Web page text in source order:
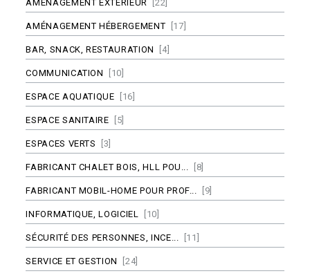
AMÉNAGEMENT EXTÉRIEUR
[22]
AMÉNAGEMENT HÉBERGEMENT [17]
BAR, SNACK, RESTAURATION [4]
COMMUNICATION [10]
ESPACE AQUATIQUE [16]
ESPACE SANITAIRE [5]
ESPACES VERTS [3]
FABRICANT CHALET BOIS, HLL POU... [8]
FABRICANT MOBIL-HOME POUR PROF... [9]
INFORMATIQUE, LOGICIEL [10]
SÉCURITÉ DES PERSONNES, INCE... [11]
SERVICE ET GESTION [24]